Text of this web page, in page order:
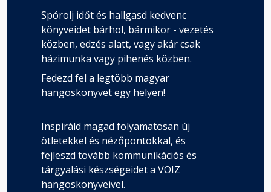
Spórolj időt és hallgasd kedvenc
könyveidet bárhol, bármikor - vezetés
közben, edzés alatt, vagy akár csak
házimunka vagy pihenés közben.
Fedezd fel a legtöbb magyar
hangoskönyvet egy helyen!
Inspiráld magad folyamatosan új
ötletekkel és nézőpontokkal, és
fejleszd tovább kommunikációs és
tárgyalási készségeidet a VOIZ
hangoskönyveivel.